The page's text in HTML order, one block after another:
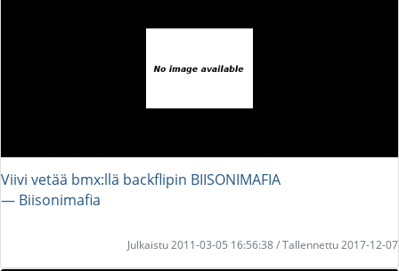
Viivi vetää bmx:llä backflipin BIISONIMAFIA
― Biisonimafia
Julkaistu 2011-03-05 16:56:38 / Tallennettu 2017-12-07